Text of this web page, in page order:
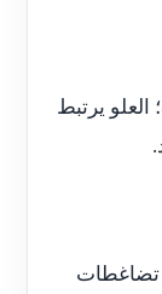
يرتبط
تضاغطات